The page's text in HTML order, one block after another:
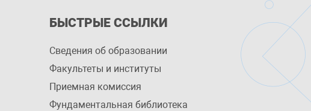
БЫСТРЫЕ ССЫЛКИ
Сведения об образовании
Факультеты и институты
Приемная комиссия
Фундаментальная библиотека